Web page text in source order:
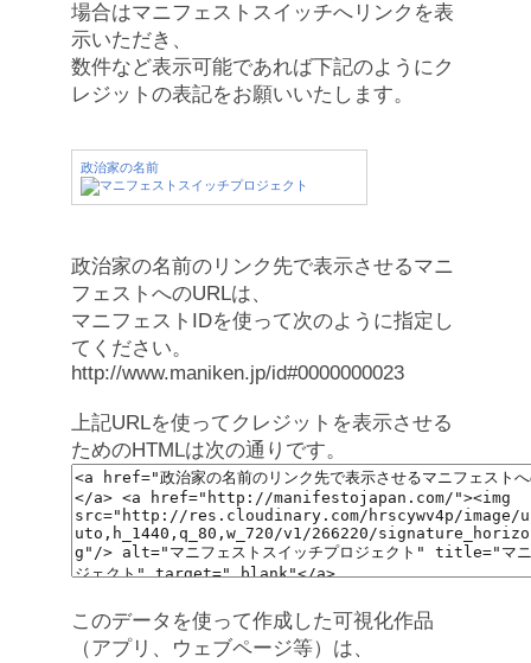
場合はマニフェストスイッチへリンクを表
示いただき、
数件など表示可能であれば下記のようにク
レジットの表記をお願いいたします。
政治家の名前
政治家の名前のリンク先で表示させるマニ
フェストへのURLは、
マニフェストIDを使って次のように指定し
てください。
http://www.maniken.jp/id#0000000023
上記URLを使ってクレジットを表示させる
ためのHTMLは次の通りです。
このデータを使って作成した可視化作品
（アプリ、ウェブページ等）は、